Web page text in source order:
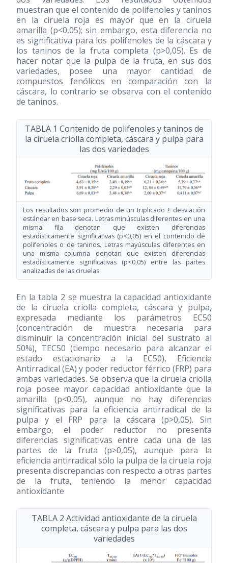
muestran que el contenido de polifenoles y taninos
en la ciruela roja es mayor que en la ciruela
amarilla (p<0,05); sin embargo, esta diferencia no
es significativa para los polifenoles de la cáscara y
los taninos de la fruta completa (p>0,05). Es de
hacer notar que la pulpa de la fruta, en sus dos
variedades, posee una mayor cantidad de
compuestos fenólicos en comparación con la
cáscara, lo contrario se observa con el contenido
de taninos.
TABLA 1 Contenido de polifenoles y taninos de
la ciruela criolla completa, cáscara y pulpa para
las dos variedades
Los resultados son promedio de un triplicado ± desviación
estándar en base seca. Letras minúsculas diferentes en una
misma fila denotan que existen diferencias
estadísticamente significativas (p<0,05) en el contenido de
polifenoles o de taninos. Letras mayúsculas diferentes en
una misma columna denotan que existen diferencias
estadísticamente significativas (p<0,05) entre las partes
analizadas de las ciruelas.
En la tabla 2 se muestra la capacidad antioxidante
de la ciruela criolla completa, cáscara y pulpa,
expresada mediante los parámetros EC50
(concentración de muestra necesaria para
disminuir la concentración inicial del sustrato al
50%), TEC50 (tiempo necesario para alcanzar el
estado estacionario a la EC50), Eficiencia
Antirradical (EA) y poder reductor férrico (FRP) para
ambas variedades. Se observa que la ciruela criolla
roja posee mayor capacidad antioxidante que la
amarilla (p<0,05), aunque no hay diferencias
significativas para la eficiencia antirradical de la
pulpa y el FRP para la cáscara (p>0,05). Sin
embargo, el poder reductor no presenta
diferencias significativas entre cada una de las
partes de la fruta (p>0,05), aunque para la
eficiencia antirradical sólo la pulpa de la ciruela roja
presenta discrepancias con respecto a otras partes
de la fruta, teniendo la menor capacidad
antioxidante
TABLA 2 Actividad antioxidante de la ciruela
completa, cáscara y pulpa para las dos
variedades